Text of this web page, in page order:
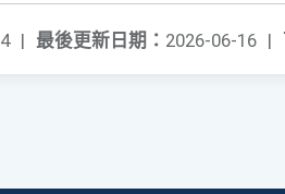
最後更新日期： 2026-06-16 |
|